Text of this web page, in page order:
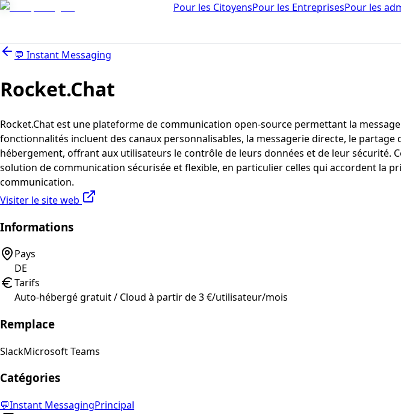
Pour les CitoyensPour les EntreprisesPour les
💬 Instant Messaging
Rocket.Chat
Rocket.Chat est une plateforme de communication open-source permettant la
fonctionnalités incluent des canaux personnalisables, la messagerie directe, le
hébergement, offrant aux utilisateurs le contrôle de leurs données et de leur
solution de communication sécurisée et flexible, en particulier celles qui accordent la
communication.
Visiter le site web
Informations
Pays
DE
Tarifs
Auto-hébergé gratuit / Cloud à partir de 3 €/utilisateur/mois
Remplace
SlackMicrosoft Teams
Catégories
💬Instant MessagingPrincipal